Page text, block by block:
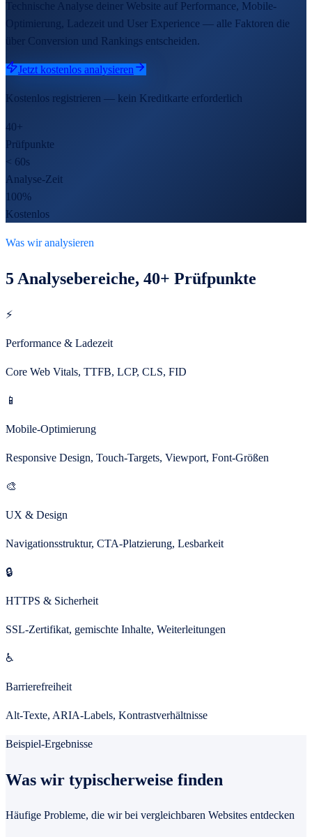
Technische Analyse deiner Website auf Performance, Mobile-
Optimierung, Ladezeit und User Experience — alle Faktoren die
über Conversion und Rankings entscheiden.
Jetzt kostenlos analysieren
Kostenlos registrieren — kein Kreditkarte erforderlich
40+
Prüfpunkte
< 60s
Analyse-Zeit
100%
Kostenlos
Was wir analysieren
5 Analysebereiche, 40+ Prüfpunkte
⚡
Performance & Ladezeit
Core Web Vitals, TTFB, LCP, CLS, FID
📱
Mobile-Optimierung
Responsive Design, Touch-Targets, Viewport, Font-Größen
🎨
UX & Design
Navigationsstruktur, CTA-Platzierung, Lesbarkeit
🔒
HTTPS & Sicherheit
SSL-Zertifikat, gemischte Inhalte, Weiterleitungen
♿
Barrierefreiheit
Alt-Texte, ARIA-Labels, Kontrastverhältnisse
Beispiel-Ergebnisse
Was wir typischerweise finden
Häufige Probleme, die wir bei vergleichbaren Websites entdecken